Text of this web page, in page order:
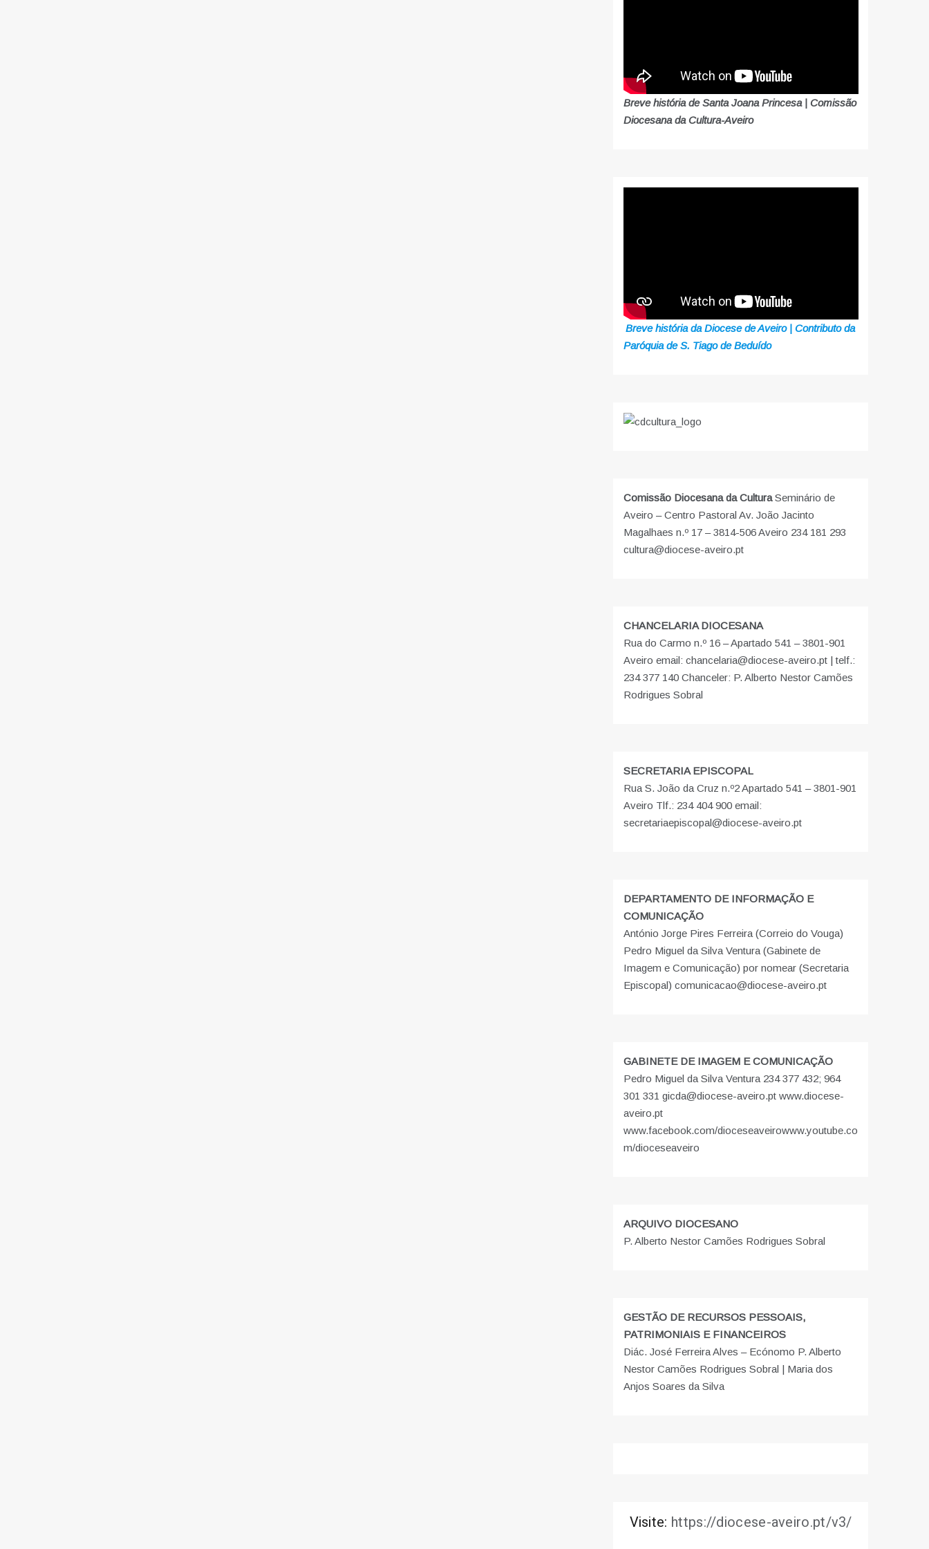
Breve história de Santa Joana Princesa | Comissão
Diocesana da Cultura-Aveiro
Breve história da Diocese de Aveiro | Contributo da
Paróquia de S. Tiago de Beduído
Comissão Diocesana da CulturaSeminário de
Aveiro – Centro Pastoral Av. João Jacinto
Magalhaes n.º 17 – 3814-506 Aveiro 234 181 293
cultura@diocese-aveiro.pt
CHANCELARIA DIOCESANA
Rua do Carmo n.º 16 – Apartado 541 – 3801-901
Aveiro email: chancelaria@diocese-aveiro.pt | telf.:
234 377 140 Chanceler: P. Alberto Nestor Camões
Rodrigues Sobral
SECRETARIA EPISCOPAL
Rua S. João da Cruz n.º2 Apartado 541 – 3801-901
Aveiro Tlf.: 234 404 900 email:
secretariaepiscopal@diocese-aveiro.pt
DEPARTAMENTO DE INFORMAÇÃO E
COMUNICAÇÃO
António Jorge Pires Ferreira (Correio do Vouga)
Pedro Miguel da Silva Ventura (Gabinete de
Imagem e Comunicação) por nomear (Secretaria
Episcopal) comunicacao@diocese-aveiro.pt
GABINETE DE IMAGEM E COMUNICAÇÃO
Pedro Miguel da Silva Ventura 234 377 432; 964
301 331 gicda@diocese-aveiro.pt www.diocese-
aveiro.pt
www.facebook.com/dioceseaveirowww.youtube.co
m/dioceseaveiro
ARQUIVO DIOCESANO
P. Alberto Nestor Camões Rodrigues Sobral
GESTÃO DE RECURSOS PESSOAIS,
PATRIMONIAIS E FINANCEIROS
Diác. José Ferreira Alves – Ecónomo P. Alberto
Nestor Camões Rodrigues Sobral | Maria dos
Anjos Soares da Silva
Visite: https://diocese-aveiro.pt/v3/